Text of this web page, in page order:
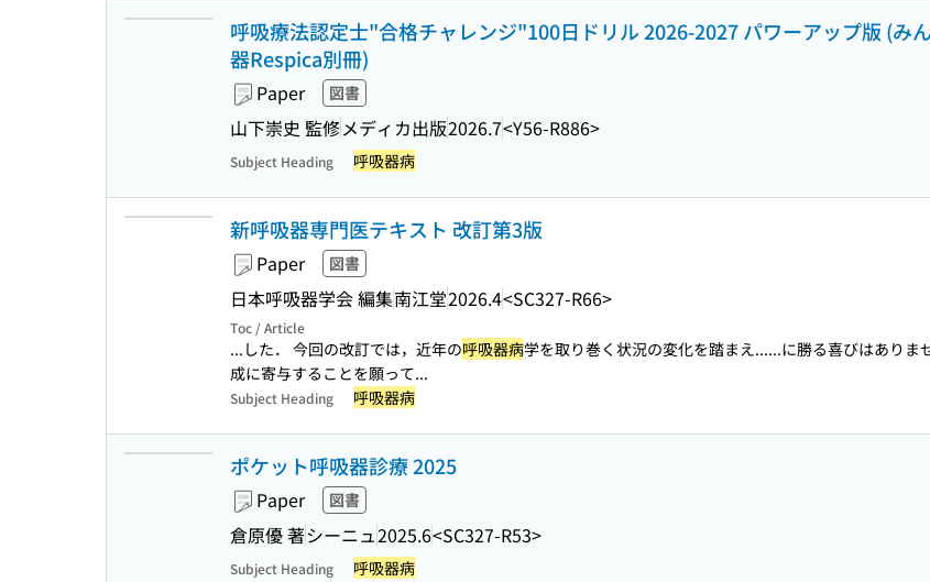
呼吸療法認定士"合格チャレンジ"100日ドリル 2026-2027 パワーアップ版 (み
器Respica別冊)
Paper 図書
山下崇史 監修メディカ出版2026.7<Y56-R886>
Subject Heading 呼吸器病
新呼吸器専門医テキスト 改訂第3版
Paper 図書
日本呼吸器学会 編集南江堂2026.4<SC327-R66>
Toc / Article
...した． 今回の改訂では，近年の呼吸器病学を取り巻く状況の変化を踏まえ......に勝る喜びはありま
成に寄与することを願って...
Subject Heading 呼吸器病
ポケット呼吸器診療 2025
Paper 図書
倉原優 著シーニュ2025.6<SC327-R53>
Subject Heading 呼吸器病